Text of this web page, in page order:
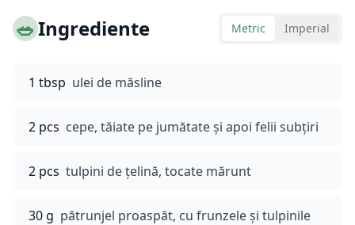
🥗Ingrediente Metric Imperial
1 tbsp ulei de măsline
2 pcs cepe, tăiate pe jumătate și apoi felii subțiri
2 pcs tulpini de țelină, tocate mărunt
30 g pătrunjel proaspăt, cu frunzele și tulpinile